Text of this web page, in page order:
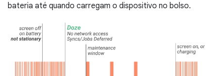
bateria até quando carregam o dispositivo no bolso.